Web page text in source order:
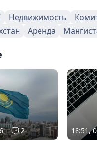
Недвижимость
Аренда
2 18:51,